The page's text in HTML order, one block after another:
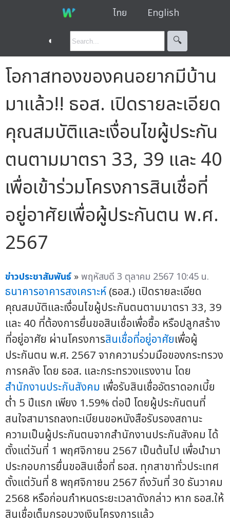
ไทย English
◐ 🔍︎
โอกาสทองของคนอยากมีบ้าน
มาแล้ว!! ธอส. เปิดรายละเอียด
คุณสมบัติและเงื่อนไขผู้ประกัน
ตนตามมาตรา 33, 39 และ 40
เพื่อเข้าร่วมโครงการสินเชื่อที่
อยู่อาศัยเพื่อผู้ประกันตน พ.ศ.
2567
ข่าวประชาสัมพันธ์ »พฤหัสบดี 3 ตุลาคม 2567 10:45 น.
ธนาคารอาคารสงเคราะห์(ธอส.) เปิดรายละเอียด
คุณสมบัติและเงื่อนไขผู้ประกันตนตามมาตรา 33, 39
และ 40 ที่ต้องการยื่นขอสินเชื่อเพื่อซื้อ หรือปลูกสร้าง
ที่อยู่อาศัย ผ่านโครงการสินเชื่อที่อยู่อาศัยเพื่อผู้
ประกันตน พ.ศ. 2567 จากความร่วมมือของกระทรวง
การคลัง โดย ธอส. และกระทรวงแรงงาน โดย
สำนักงานประกันสังคม เพื่อรับสินเชื่ออัตราดอกเบี้ย
ต่ำ 5 ปีแรก เพียง 1.59% ต่อปี โดยผู้ประกันตนที่
สนใจสามารถลงทะเบียนขอหนังสือรับรองสถานะ
ความเป็นผู้ประกันตนจากสำนักงานประกันสังคม ได้
ตั้งแต่วันที่ 1 พฤศจิกายน 2567 เป็นต้นไป เพื่อนำมา
ประกอบการยื่นขอสินเชื่อที่ ธอส. ทุกสาขาทั่วประเทศ
ตั้งแต่วันที่ 8 พฤศจิกายน 2567 ถึงวันที่ 30 ธันวาคม
2568 หรือก่อนกำหนดระยะเวลาดังกล่าว หาก ธอส.ให้
สินเชื่อเต็มกรอบวงเงินโครงการแล้ว